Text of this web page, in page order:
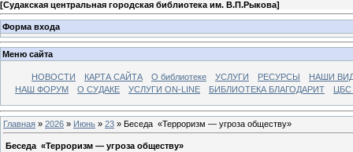
[Судакская центральная городская библиотека им. В.П.Рыкова]
Форма входа
Меню сайта
НОВОСТИ КАРТА САЙТА О библиотеке УСЛУГИ РЕСУРСЫ
НАШИ
НАШ ФОРУМ
О СУДАКЕ УСЛУГИ ON-LINE БИБЛИОТЕКА БЛАГОДАРИТ
Главная » 2026 » Июнь » 23 » Беседа «Терроризм — угроза обществу»
Беседа «Терроризм — угроза обществу»